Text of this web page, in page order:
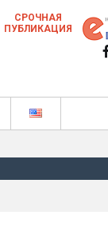
в
СРОЧНАЯ
ПУБЛИКАЦИЯ